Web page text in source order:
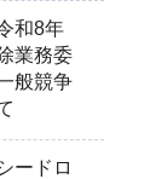
和8年
業務委
般競争
ードロ